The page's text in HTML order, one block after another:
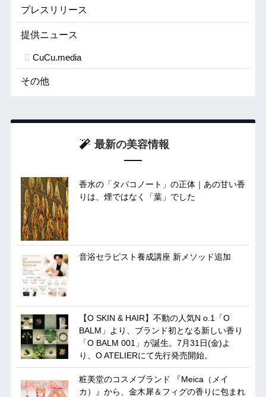
プレスリリース
提供ニュース
CuCu.media
その他
最新の美容情報
香水の「タバコノート」の正体｜あの甘い香
りは、煙ではなく「葉」でした
音浴セラピスト養成講座 新メソッド追加
【O SKIN & HAIR】不動の人気N o.1「O
BALM」より、ブランド初となる新しい香り
「O BALM 001」が誕生。7月31日(金)よ
り、O ATELIERにて先行発売開始。
粧美堂のコスメブランド 『Meica（メイ
カ）』から、金木犀＆フィグの香りに包まれ